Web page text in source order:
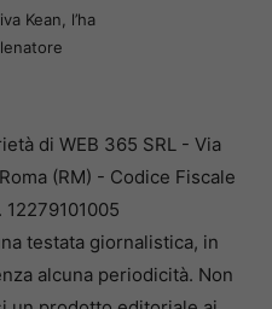
Kean, l’ha
di WEB 365 SRL - Via
(RM) - Codice Fiscale
12279101005
testata giornalistica, in
alcuna periodicità. Non